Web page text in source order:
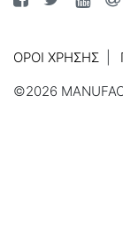
ΌΡΟΙ ΧΡΉΣΗΣ
©2026